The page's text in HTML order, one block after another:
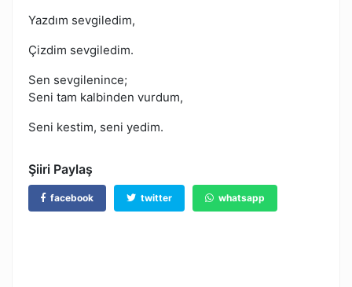
Yazdım sevgiledim,
Çizdim sevgiledim.
Sen sevgilenince;
Seni tam kalbinden vurdum,
Seni kestim, seni yedim.
Şiiri Paylaş
facebook twitter whatsapp